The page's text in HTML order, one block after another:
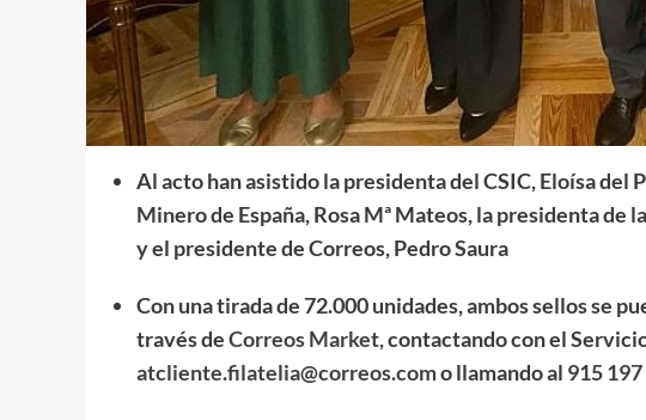
Al acto han asistido la presidenta del CSIC, Eloísa
Minero de España, Rosa Mª Mateos, la presidenta de
y el presidente de Correos, Pedro Saura
Con una tirada de 72.000 unidades, ambos sellos se
través deCorreos Market,contactando con el
atcliente.filatelia@correos.como llamando al 915